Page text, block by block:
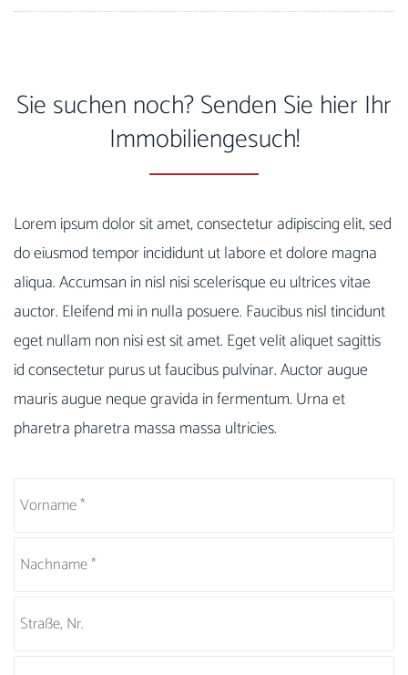
Sie suchen noch? Senden Sie hier Ihr
Immobiliengesuch!
Lorem ipsum dolor sit amet, consectetur adipiscing elit, sed
do eiusmod tempor incididunt ut labore et dolore magna
aliqua. Accumsan in nisl nisi scelerisque eu ultrices vitae
auctor. Eleifend mi in nulla posuere. Faucibus nisl tincidunt
eget nullam non nisi est sit amet. Eget velit aliquet sagittis
id consectetur purus ut faucibus pulvinar. Auctor augue
mauris augue neque gravida in fermentum. Urna et
pharetra pharetra massa massa ultricies.